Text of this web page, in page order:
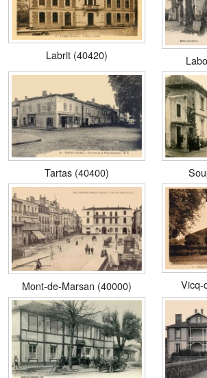
Labrit (40420)
Tartas (40400)
Mont-de-Marsan (40000) Vicq-